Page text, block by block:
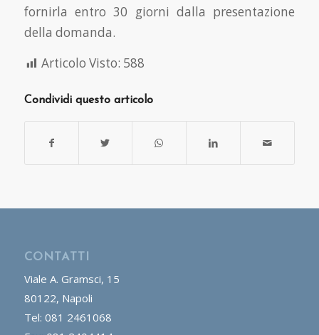
fornirla entro 30 giorni dalla presentazione
della domanda.
Articolo Visto: 588
Condividi questo articolo
CONTATTI
Viale A. Gramsci, 15
80122, Napoli
Tel: 081 2461068